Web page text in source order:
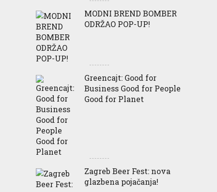
MODNI BREND BOMBER
ODRŽAO POP-UP!
Greencajt: Good for
Business Good for People
Good for Planet
Zagreb Beer Fest: nova
glazbena pojačanja!